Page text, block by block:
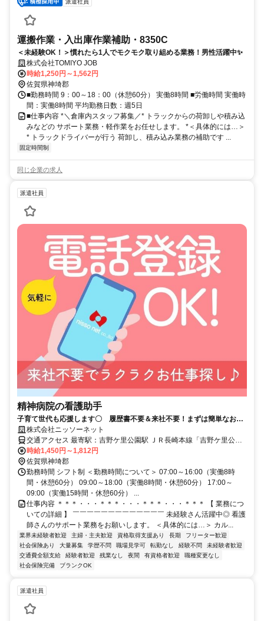
派遣社員
運搬作業・入出庫作業補助・8350C
＜未経験OK！＞慣れたら1人でモクモク取り組める業務！男性活躍中✨
株式会社TOMIYO JOB
時給1,250円～1,562円
佐賀県神埼郡
■勤務時間 9：00～18：00（休憩60分） 実働8時間 ■労働時間 実働時
間：実働8時間 平均勤務日数：週5日
■仕事内容 *＼倉庫内スタッフ募集／* トラックからの荷卸しや積み込
みなどの サポート業務・軽作業をお任せします。 *＜具体的には…＞
* トラックドライバーが行う 荷卸し、積み込み業務の補助です ...
固定時間制
同じ企業の求人
派遣社員
精神病院の看護助手
子育て世代も応援します〇 履歴書不要＆来社不要！まずは簡単なお仕
事から始めましょう！
株式会社ニッソーネット
交通アクセス 最寄駅：吉野ケ里公園駅 ＪＲ長崎本線「吉野ケ里公園
駅」から車10分
時給1,450円～1,812円
佐賀県神埼郡
勤務時間 シフト制 ＜勤務時間について＞ 07:00～16:00（実働8時
間・休憩60分） 09:00～18:00（実働8時間・休憩60分） 17:00～
09:00（実働15時間・休憩60分） ...
仕事内容 ＊＊＊・・・＊＊＊・・・＊＊＊・・・＊＊＊ 【 業務につ
いての詳細 】 ￣￣￣￣￣￣￣￣￣￣￣￣￣ 未経験さん活躍中◎ 看護
師さんのサポート業務をお願いします。 ＜具体的には…＞ カル...
業界未経験者歓迎 主婦・主夫歓迎 資格取得支援あり 長期
フリーター歓迎
社会保険あり
大量募集 学歴不問 職場見学可 転勤なし 経験不問
未経験者歓迎
交通費全額支給
経験者歓迎 残業なし 夜間 有資格者歓迎
職種変更なし
社会保険完備
ブランクOK
派遣社員